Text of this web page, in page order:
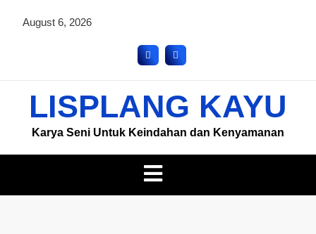
August 6, 2026
LISPLANG KAYU
Karya Seni Untuk Keindahan dan Kenyamanan